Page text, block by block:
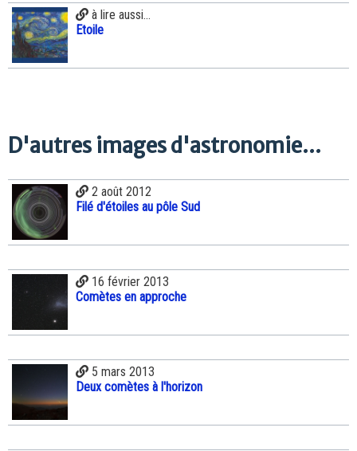
à lire aussi...
Etoile
D'autres images d'astronomie...
2 août 2012
Filé d'étoiles au pôle Sud
16 février 2013
Comètes en approche
5 mars 2013
Deux comètes à l'horizon